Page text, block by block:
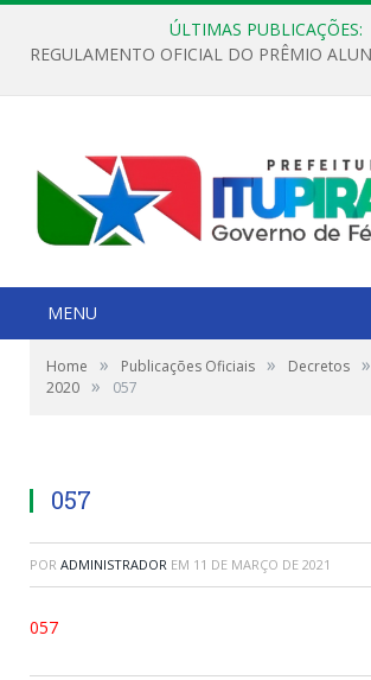
ÚLTIMAS PUBLICAÇÕES:
MENU
Home » Publicações Oficiais » Decretos »
2020 » 057
057
POR ADMINISTRADOR EM 11 DE MARÇO DE 2021
057